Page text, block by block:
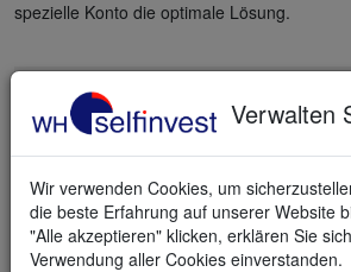
spezielle Konto die optimale Lösung.
EIN FUTURES-KONTO
Schnelle und einfache
All-Inclusive-Rabattpakete
Verwalten
Wir verwenden Cookies, um
die beste Erfahrung auf unserer Website
"Alle akzeptieren" klicken, erklären Sie
Verwendung aller Cookies einverstanden.